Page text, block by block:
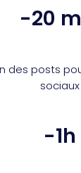
-20
des posts
sociaux
-1h